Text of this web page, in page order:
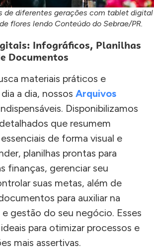
de diferentes gerações com tablet digital
flores lendo Conteúdo do Sebrae/PR.
Infográficos, Planilhas
Documentos
materiais práticos e
a dia, nossos Arquivos
Disponibilizamos
que resumem
de forma visual e
planilhas prontas para
finanças, gerenciar seu
suas metas, além de
para auxiliar na
gestão do seu negócio. Esses
para otimizar processos e
mais assertivas.